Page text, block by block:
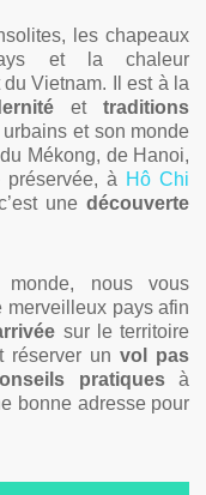
les chapeaux
et la chaleur
Vietnam. Il est à la
ettraditions
et son monde
Mékong, de Hanoi,
préservée, à Hô Chi
unedécouverte
nous vous
merveilleux pays afin
sur le territoire
réserver unvol pas
pratiquesà
bonne adresse pour